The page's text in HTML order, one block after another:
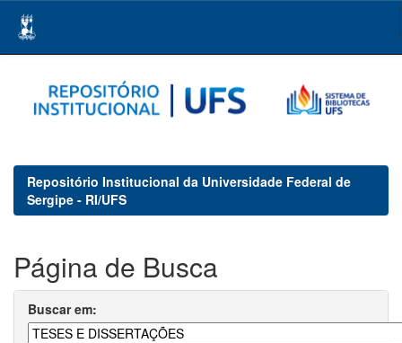
navigation
Repositório Institucional da Universidade Federal de
Sergipe - RI/UFS
Página de Busca
Buscar em: